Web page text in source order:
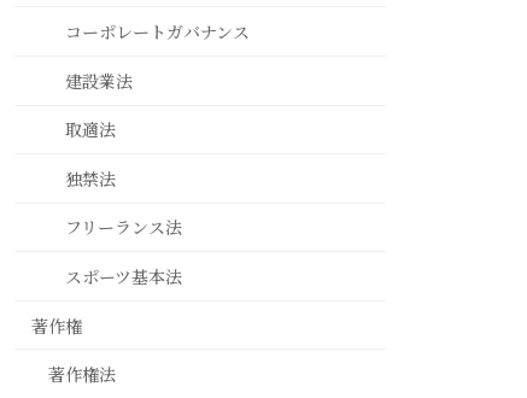
コーポレートガバナンス
建設業法
取適法
独禁法
フリーランス法
スポーツ基本法
著作権
著作権法